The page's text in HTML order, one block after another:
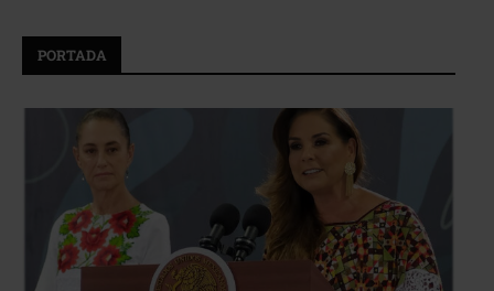
PORTADA